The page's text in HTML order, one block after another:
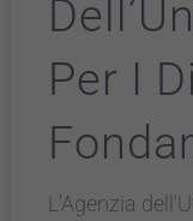
Per I
L’Agenzia